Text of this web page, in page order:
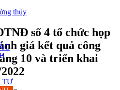
TƯ
thủy
số 4 tổ chức họp
giá kết quả công
10 và triển khai